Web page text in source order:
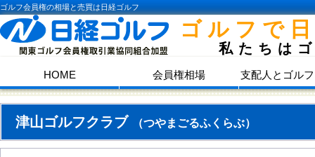
ゴルフ会員権の相場と売買は日経ゴルフ
ゴルフで
私たちは
HOME 会員権相場 支配人とゴル
津山ゴルフクラブ （つやまごるふくらぶ）